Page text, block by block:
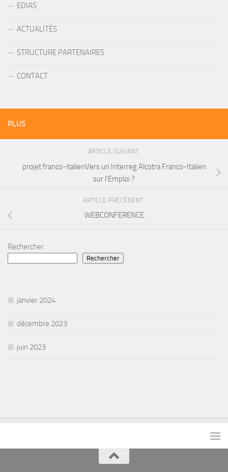
EDIAS
ACTUALITÉS
STRUCTURE PARTENAIRES
CONTACT
PLUS
ARTICLE SUIVANT
projet franco-italienVers un Interreg Alcotra Franco-Italien
sur l’Emploi ?
ARTICLE PRÉCÉDENT
WEBCONFERENCE
Rechercher
Rechercher
janvier 2024
décembre 2023
juin 2023